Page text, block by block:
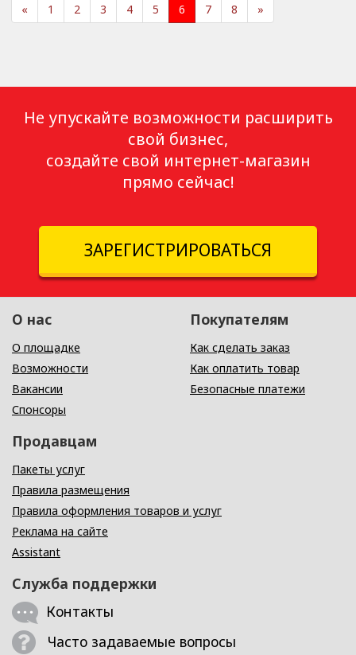
« 1 2 3 4 5 6 7 8 »
Не упускайте возможности расширить
свой бизнес,
создайте свой интернет-магазин
прямо сейчас!
ЗАРЕГИСТРИРОВАТЬСЯ
О нас
О площадке
Возможности
Вакансии
Спонсоры
Покупателям
Как сделать заказ
Как оплатить товар
Безопасные платежи
Продавцам
Пакеты услуг
Правила размещения
Правила оформления товаров и услуг
Реклама на сайте
Assistant
Служба поддержки
Контакты
Часто задаваемые вопросы